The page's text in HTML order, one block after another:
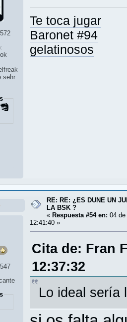
sehr
Te toca jugar
Baronet #94
gelatinosos
RE: RE: ¿ES DUNE UN
LA BSK ?
« Respuesta #54 en: 04
12:41:40 »
Cita de: Fran
12:37:32
Lo ideal sería